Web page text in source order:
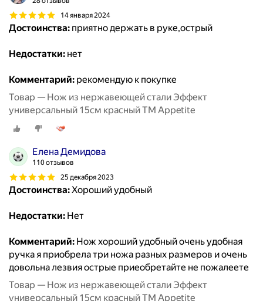
14 января 2024
Достоинства: приятно держать в руке,острый
Недостатки: нет
Комментарий: рекомендую к покупке
Товар — Нож из нержавеющей стали Эффект
универсальный 15см красный ТМ Appetite
Елена Демидова
110 отзывов
25 декабря 2023
Достоинства:Хороший удобный
Недостатки: Нет
Комментарий: Нож хороший удобный очень удобная
ручка я приобрела три ножа разных размеров и очень
довольна лезвия острые приеобретайте не пожалеете
Товар — Нож из нержавеющей стали Эффект
универсальный 15см красный ТМ Appetite